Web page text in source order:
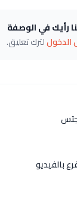
رأيك في الوصفة
الدخوللترك تعليق.
بالفيديو